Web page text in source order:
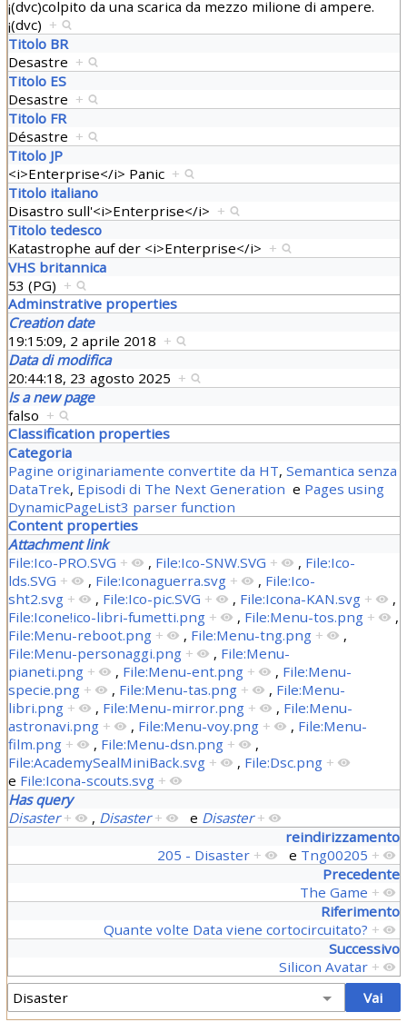
¡(dvc)colpito da una scarica da mezzo milione di ampere.
¡(dvc) +
Titolo BR
Desastre +
Titolo ES
Desastre +
Titolo FR
Désastre +
Titolo JP
<i>Enterprise</i> Panic +
Titolo italiano
Disastro sull'<i>Enterprise</i> +
Titolo tedesco
Katastrophe auf der <i>Enterprise</i> +
VHS britannica
53 (PG) +
Adminstrative properties
Creation date
19:15:09, 2 aprile 2018 +
Data di modifica
20:44:18, 23 agosto 2025 +
Is a new page
falso +
Classification properties
Categoria
Pagine originariamente convertite da HT, Semantica senza
DataTrek, Episodi di The Next Generation e Pages using
DynamicPageList3 parser function
Content properties
Attachment link
File:Ico-PRO.SVG + , File:Ico-SNW.SVG + , File:Ico-
lds.SVG + , File:Iconaguerra.svg + , File:Ico-
sht2.svg + , File:Ico-pic.SVG + , File:Icona-KAN.svg +
,
File:Icone!ico-libri-fumetti.png + , File:Menu-tos.png +
,
File:Menu-reboot.png + , File:Menu-tng.png +
,
File:Menu-personaggi.png + , File:Menu-
pianeti.png + , File:Menu-ent.png + , File:Menu-
specie.png + , File:Menu-tas.png + , File:Menu-
libri.png + , File:Menu-mirror.png + , File:Menu-
astronavi.png + , File:Menu-voy.png + , File:Menu-
film.png + , File:Menu-dsn.png +
,
File:AcademySealMiniBack.svg + , File:Dsc.png +
e File:Icona-scouts.svg +
Has query
Disaster + , Disaster + e Disaster +
reindirizzamento
205 - Disaster + e Tng00205 +
Precedente
The Game +
Riferimento
Quante volte Data viene cortocircuitato? +
Successivo
Silicon Avatar +